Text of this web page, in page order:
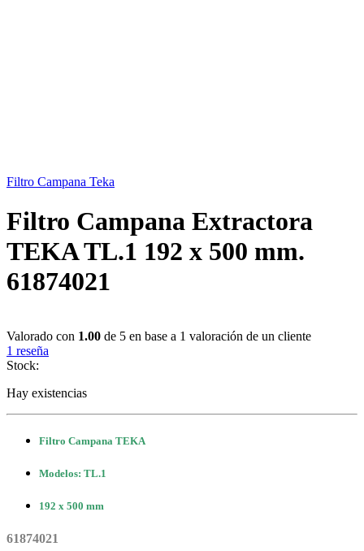
Filtro Campana Teka
Filtro Campana Extractora
TEKA TL.1 192 x 500 mm.
61874021
Valorado con 1.00 de 5 en base a 1 valoración de un cliente
1 reseña
Stock:
Hay existencias
Filtro Campana TEKA
Modelos: TL.1
192 x 500 mm
61874021